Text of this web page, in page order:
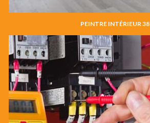
PEINTRE INTÉRIEUR 38